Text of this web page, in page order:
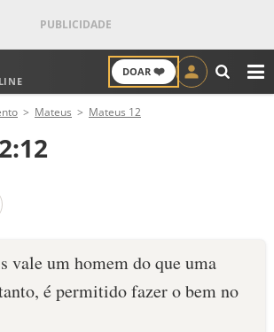
DOAR ❤️
Mateus Mateus 12
vale um homem do que uma
é permitido fazer o bem no